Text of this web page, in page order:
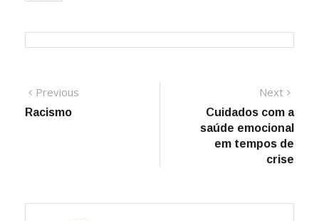
Navegação
de
Previous
Racismo
Next
post:
Cuidados com a
saúde emocional
em tempos de
crise